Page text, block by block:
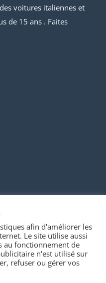
voitures italiennes et
de 15 ans . Faites
afin d'améliorer les
Le site utilise aussi
au fonctionnement de
n'est utilisé sur
refuser ou gérer vos